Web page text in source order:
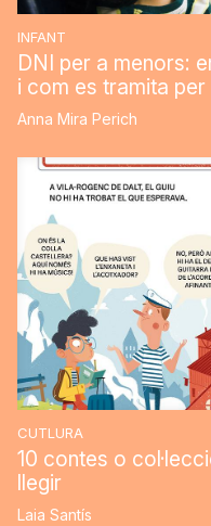
INFANT
DNI per a menors:
i com es tramita
Anna Mira Perich
CUTLURA
10 contes o
llegir
Laia Santís